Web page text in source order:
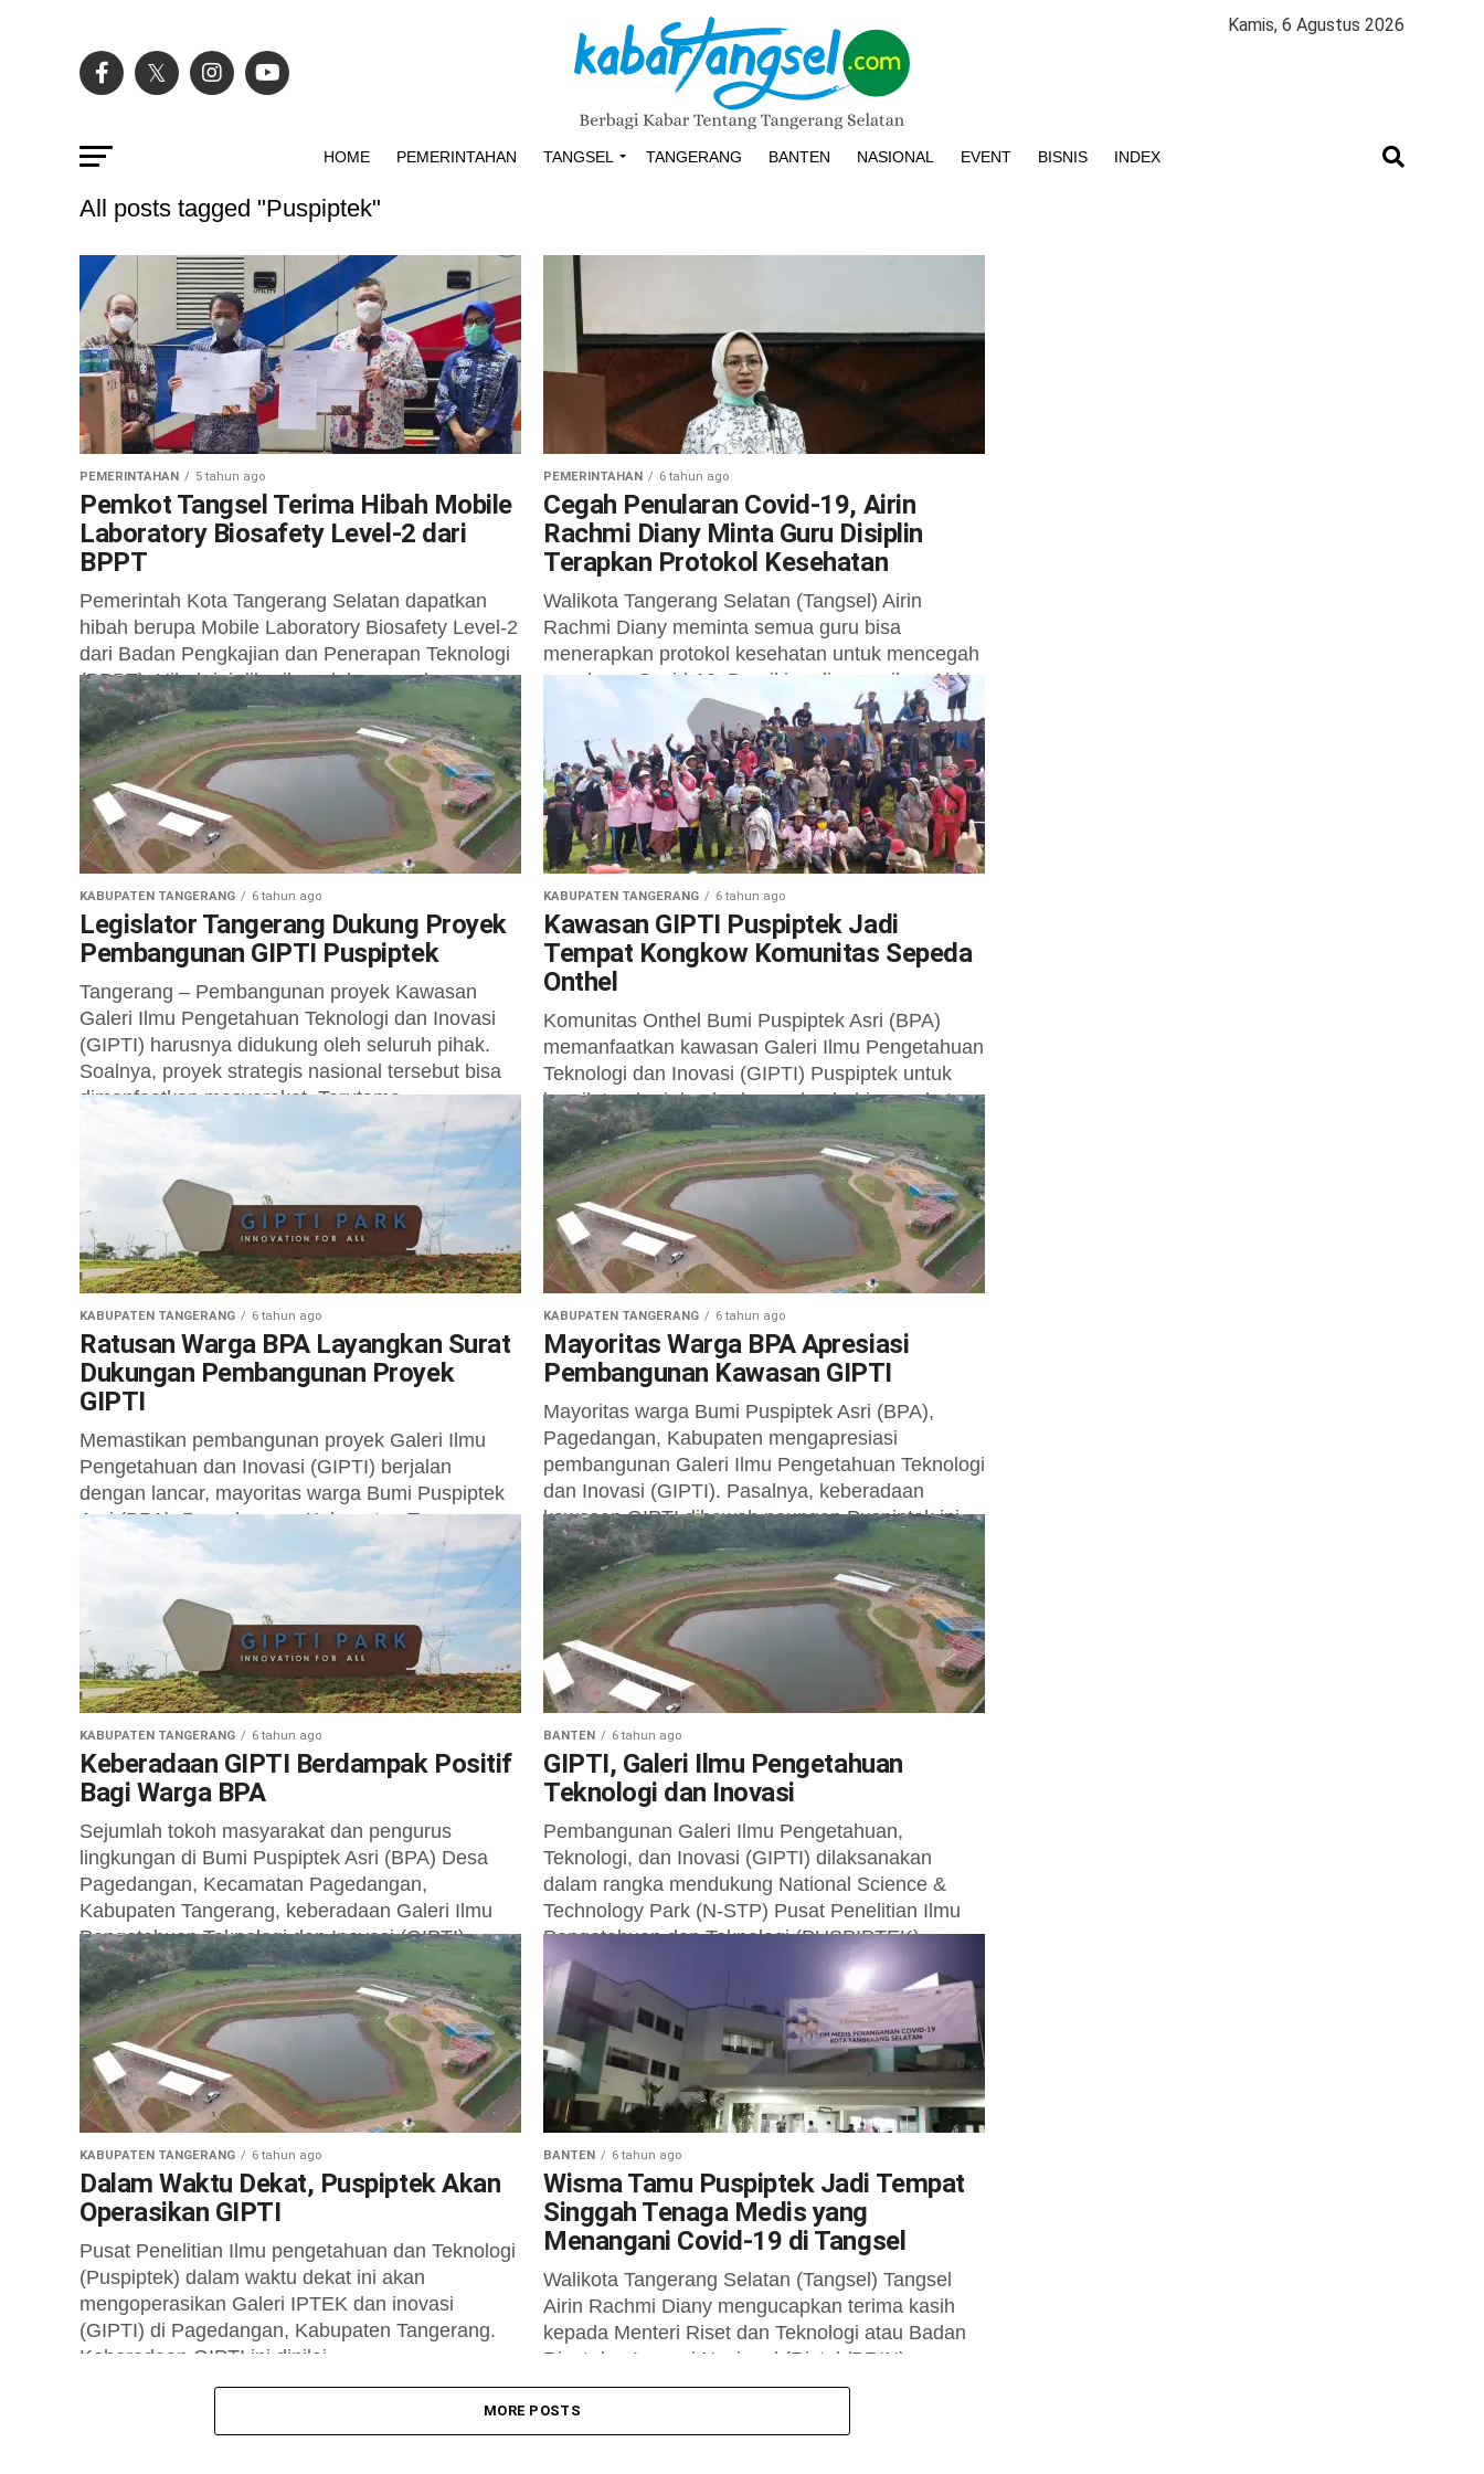
Kamis, 6 Agustus 2026
HOME PEMERINTAHAN TANGSEL TANGERANG BANTEN NASIONAL EVENT BISNIS INDEX
All posts tagged "Puspiptek"
PEMERINTAHAN 5 tahun ago
Pemkot Tangsel Terima Hibah Mobile
Laboratory Biosafety Level-2 dari
BPPT
Pemerintah Kota Tangerang Selatan dapatkan
hibah berupa Mobile Laboratory Biosafety Level-2
dari Badan Pengkajian dan Penerapan Teknologi
(BPPT). Hibah ini diberikan dalam rangka
penanganan Covid-19 di...
PEMERINTAHAN 6 tahun ago
Cegah Penularan Covid-19, Airin
Rachmi Diany Minta Guru Disiplin
Terapkan Protokol Kesehatan
Walikota Tangerang Selatan (Tangsel) Airin
Rachmi Diany meminta semua guru bisa
menerapkan protokol kesehatan untuk mencegah
penularan Covid-19. Demikian disampaikan Airin
saat menghadiri Konferensi Kota III...
KABUPATEN TANGERANG 6 tahun ago
Legislator Tangerang Dukung Proyek
Pembangunan GIPTI Puspiptek
Tangerang – Pembangunan proyek Kawasan
Galeri Ilmu Pengetahuan Teknologi dan Inovasi
(GIPTI) harusnya didukung oleh seluruh pihak.
Soalnya, proyek strategis nasional tersebut bisa
dimanfaatkan masyarakat. Terutama...
KABUPATEN TANGERANG 6 tahun ago
Kawasan GIPTI Puspiptek Jadi
Tempat Kongkow Komunitas Sepeda
Onthel
Komunitas Onthel Bumi Puspiptek Asri (BPA)
memanfaatkan kawasan Galeri Ilmu Pengetahuan
Teknologi dan Inovasi (GIPTI) Puspiptek untuk
bersilaturahmi dan berkumpul pehobi sepeda tua.
Hampir tiap pekan...
KABUPATEN TANGERANG 6 tahun ago
Ratusan Warga BPA Layangkan Surat
Dukungan Pembangunan Proyek
GIPTI
Memastikan pembangunan proyek Galeri Ilmu
Pengetahuan dan Inovasi (GIPTI) berjalan
dengan lancar, mayoritas warga Bumi Puspiptek
Asri (BPA), Pagedangan, Kabupaten Tangerang
melayangkan surat dukungan ke Pemkab...
KABUPATEN TANGERANG 6 tahun ago
Mayoritas Warga BPA Apresiasi
Pembangunan Kawasan GIPTI
Mayoritas warga Bumi Puspiptek Asri (BPA),
Pagedangan, Kabupaten mengapresiasi
pembangunan Galeri Ilmu Pengetahuan Teknologi
dan Inovasi (GIPTI). Pasalnya, keberadaan
kawasan GIPTI dibawah naungan Puspiptek ini
mempermudah...
KABUPATEN TANGERANG 6 tahun ago
Keberadaan GIPTI Berdampak Positif
Bagi Warga BPA
Sejumlah tokoh masyarakat dan pengurus
lingkungan di Bumi Puspiptek Asri (BPA) Desa
Pagedangan, Kecamatan Pagedangan,
Kabupaten Tangerang, keberadaan Galeri Ilmu
Pengetahuan Teknologi dan Inovasi (GIPTI)
berdampak...
BANTEN 6 tahun ago
GIPTI, Galeri Ilmu Pengetahuan
Teknologi dan Inovasi
Pembangunan Galeri Ilmu Pengetahuan,
Teknologi, dan Inovasi (GIPTI) dilaksanakan
dalam rangka mendukung National Science &
Technology Park (N-STP) Pusat Penelitian Ilmu
Pengetahuan dan Teknologi (PUSPIPTEK)
sebagai...
KABUPATEN TANGERANG 6 tahun ago
Dalam Waktu Dekat, Puspiptek Akan
Operasikan GIPTI
Pusat Penelitian Ilmu pengetahuan dan Teknologi
(Puspiptek) dalam waktu dekat ini akan
mengoperasikan Galeri IPTEK dan inovasi
(GIPTI) di Pagedangan, Kabupaten Tangerang.
Keberadaan GIPTI ini dinilai...
BANTEN 6 tahun ago
Wisma Tamu Puspiptek Jadi Tempat
Singgah Tenaga Medis yang
Menangani Covid-19 di Tangsel
Walikota Tangerang Selatan (Tangsel) Tangsel
Airin Rachmi Diany mengucapkan terima kasih
kepada Menteri Riset dan Teknologi atau Badan
Riset dan Inovasi Nasional (Ristek/BRIN)
Bambang Brodjonegoro dan...
MORE POSTS